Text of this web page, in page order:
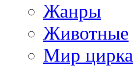
Жанры
Животные
Мир цирка